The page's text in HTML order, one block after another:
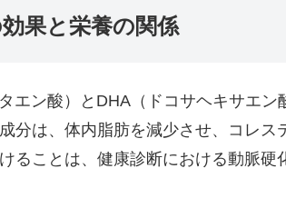
果と栄養の関係
エン酸）とDHA（ドコサヘキサエ
分は、体内脂肪を減少させ、コレス
ることは、健康診断における動脈硬